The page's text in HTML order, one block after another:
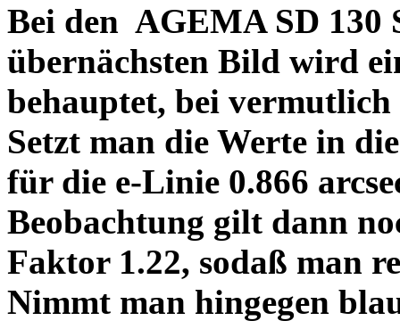
Bei den AGEMA SD 130
übernächsten Bild wird
behauptet, bei vermutlich
Setzt man die Werte in
für die e-Linie 0.866
Beobachtung gilt dann
Faktor 1.22, sodaß man
Nimmt man hingegen